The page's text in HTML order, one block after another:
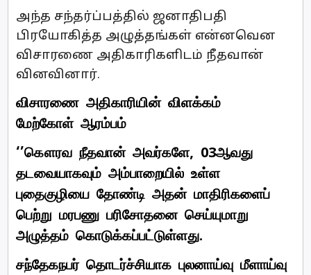
அந்த சந்தர்ப்பத்தில் ஜனாதிபதி
பிரயோகித்த அழுத்தங்கள் என்னவென
விசாரணை அதிகாரிகளிடம் நீதவான்
வினவினார்.
விசாரணை அதிகாரியின் விளக்கம்
மேற்கோள் ஆரம்பம்
‘’கௌரவ நீதவான் அவர்களே, 03ஆவது
தடவையாகவும் அம்பாறையில் உள்ள
புதைகுழியை தோண்டி அதன் மாதிரிகளைப்
பெற்று மரபணு பரிசோதனை செய்யுமாறு
அழுத்தம் கொடுக்கப்பட்டுள்ளது.
சந்தேகநபர் தொடர்ச்சியாக புலனாய்வு மீளாய்வு